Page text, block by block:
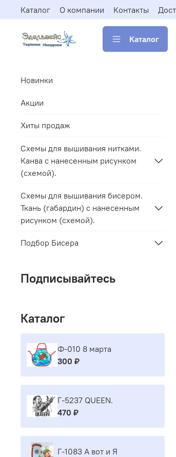
Каталог О компании Контакты
Каталог
Новинки
Акции
Хиты продаж
Схемы для вышивания нитками.
Канва с нанесенным рисунком
(схемой).
Схемы для вышивания бисером.
Ткань (габардин) с нанесенным
рисунком (схемой).
Подбор Бисера
Подписывайтесь
Каталог
Ф-010 8 марта
300 ₽
Г-5237 QUEEN.
470 ₽
Г-1083 А вот и Я